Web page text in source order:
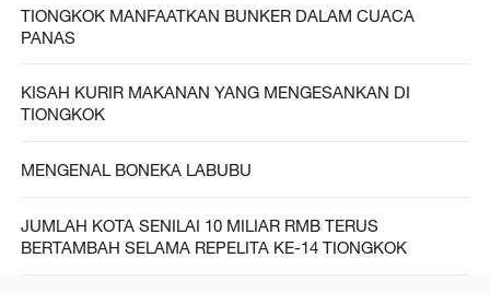
TIONGKOK MANFAATKAN BUNKER DALAM CUACA
PANAS
KISAH KURIR MAKANAN YANG MENGESANKAN DI
TIONGKOK
MENGENAL BONEKA LABUBU
JUMLAH KOTA SENILAI 10 MILIAR RMB TERUS
BERTAMBAH SELAMA REPELITA KE-14 TIONGKOK